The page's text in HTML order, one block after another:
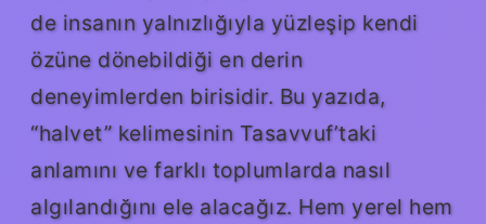
de insanın yalnızlığıyla yüzleşip kendi
özüne dönebildiği en derin
deneyimlerden birisidir. Bu yazıda,
“halvet” kelimesinin Tasavvuf’taki
anlamını ve farklı toplumlarda nasıl
algılandığını ele alacağız. Hem yerel hem